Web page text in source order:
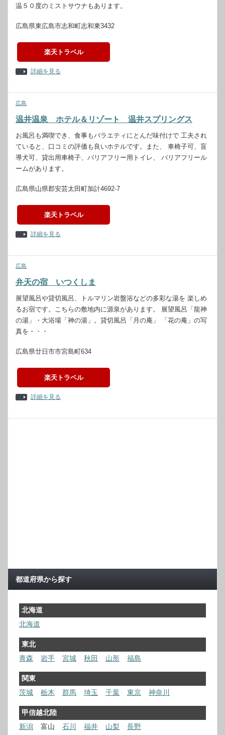
温５０度のミストサウナもあります。
広島県東広島市志和町志和東3432
楽天トラベル
詳細を見る
広島
温井温泉 ホテル＆リゾート 温井スプリングス
お風呂も満喫でき、食事もバラエティにとんだ味付けで 工夫され
ていると、口コミの評価も良いホテルです。また、 車椅子可、盲
導犬可、貸出用車椅子、バリアフリー用トイレ、 バリアフリール
ームがあります。
広島県山県郡安芸太田町加計4692-7
楽天トラベル
詳細を見る
広島
弁天の宿 いつくしま
展望風呂や貸切風呂、トルマリン岩盤浴などの多彩な湯を 楽しめ
るお宿です。こちらの敷地内に源泉があります。 展望風呂「龍神
の湯」・大浴場「神の湯」。貸切風呂「月の庵」 「花の庵」の写
真を・・・
広島県廿日市市宮島町634
楽天トラベル
詳細を見る
都道府県から探す
北海道
北海道
東北
青森
岩手 宮城 秋田 山形 福島
関東
茨城
栃木 群馬 埼玉 千葉 東京 神奈川
甲信越北陸
新潟
富山 石川 福井 山梨 長野